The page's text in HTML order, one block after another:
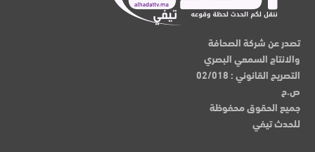
تصدر عن شركة الصحافة
والانتاج السمعي البصري
التصريح القانوني : 02/018
ص.ح
جميع الحقوق محفوظة
للحدث تيفي